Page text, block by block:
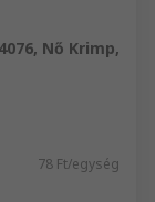
Nő Krimp,
78 Ft/egység